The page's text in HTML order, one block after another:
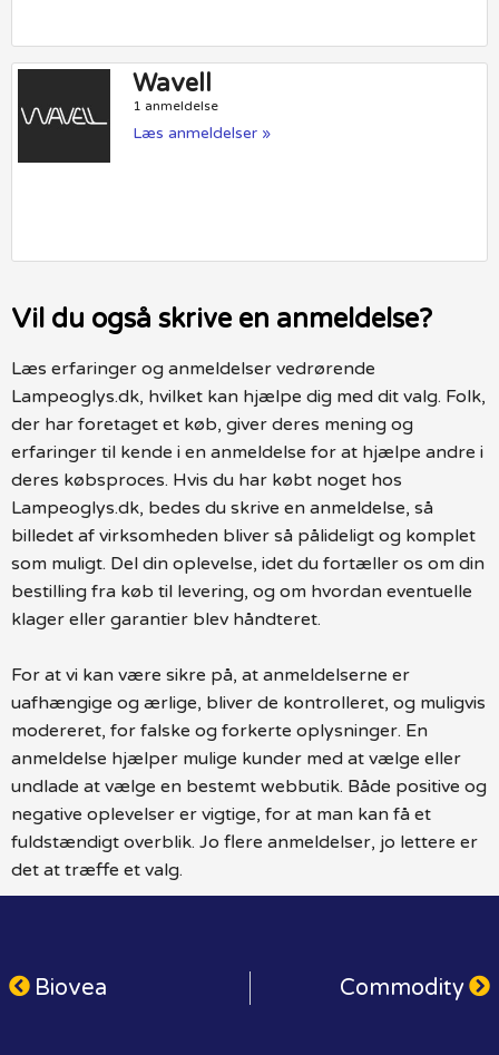
Wavell
1 anmeldelse
Læs anmeldelser »
Vil du også skrive en anmeldelse?
Læs erfaringer og anmeldelser vedrørende
Lampeoglys.dk, hvilket kan hjælpe dig med dit valg. Folk,
der har foretaget et køb, giver deres mening og
erfaringer til kende i en anmeldelse for at hjælpe andre i
deres købsproces. Hvis du har købt noget hos
Lampeoglys.dk, bedes du skrive en anmeldelse, så
billedet af virksomheden bliver så pålideligt og komplet
som muligt. Del din oplevelse, idet du fortæller os om din
bestilling fra køb til levering, og om hvordan eventuelle
klager eller garantier blev håndteret.
For at vi kan være sikre på, at anmeldelserne er
uafhængige og ærlige, bliver de kontrolleret, og muligvis
modereret, for falske og forkerte oplysninger. En
anmeldelse hjælper mulige kunder med at vælge eller
undlade at vælge en bestemt webbutik. Både positive og
negative oplevelser er vigtige, for at man kan få et
fuldstændigt overblik. Jo flere anmeldelser, jo lettere er
det at træffe et valg.
Biovea Commodity